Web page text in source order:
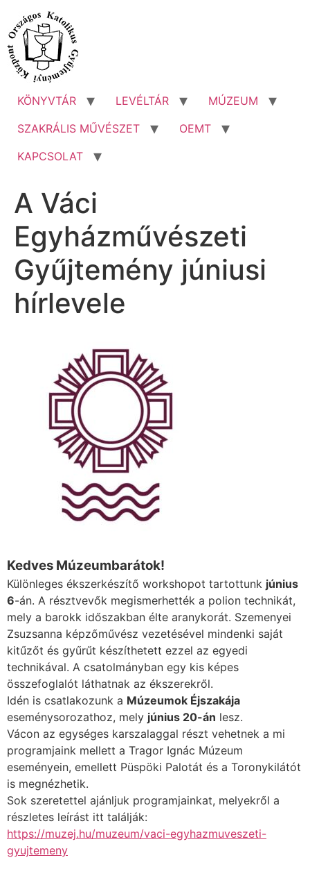
tartalomhoz
KÖNYVTÁR LEVÉLTÁR
MÚZEUM
SZAKRÁLIS MŰVÉSZET
OEMT
KAPCSOLAT
A Váci
Egyházművészeti
Gyűjtemény júniusi
hírlevele
Kedves Múzeumbarátok!
Különleges ékszerkészítő workshopot tartottunk június
6-án. A résztvevők megismerhették a polion technikát,
mely a barokk időszakban élte aranykorát. Szemenyei
Zsuzsanna képzőművész vezetésével mindenki saját
kitűzőt és gyűrűt készíthetett ezzel az egyedi
technikával. A csatolmányban egy kis képes
összefoglalót láthatnak az ékszerekről.
Idén is csatlakozunk a Múzeumok Éjszakája
eseménysorozathoz, mely június 20-án lesz.
Vácon az egységes karszalaggal részt vehetnek a mi
programjaink mellett a Tragor Ignác Múzeum
eseményein, emellett Püspöki Palotát és a Toronykilátót
is megnézhetik.
Sok szeretettel ajánljuk programjainkat, melyekről a
részletes leírást itt találják:
https://muzej.hu/muzeum/vaci-egyhazmuveszeti-
gyujtemeny